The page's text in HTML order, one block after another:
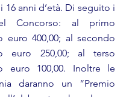
anni d’età. Di seguito i
Concorso: al primo
euro 400,00; al secondo
euro 250,00; al terso
euro 100,00. Inoltre le
daranno un “Premio